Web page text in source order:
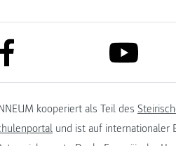
link to facebook link to
kooperiert als Teil des
und ist auf internationaler